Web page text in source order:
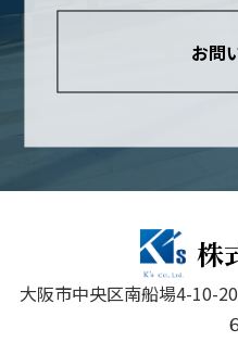
お問
株
大阪市中央区南船場4-10-